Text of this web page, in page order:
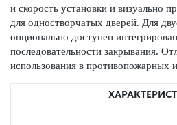
и скор­ость установки и визуально
для одн­ос­твор­чатых дверей. Для
опционально доступен
последовательности закрывания.
исполь­зования в против­опожарных